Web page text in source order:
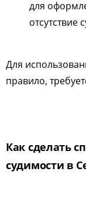
для
отсутствие
Для
правило,
Как сделать
судимости в